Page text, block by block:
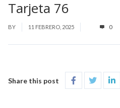
Tarjeta 76
BY 11 FEBRERO, 2025 0
Share this post